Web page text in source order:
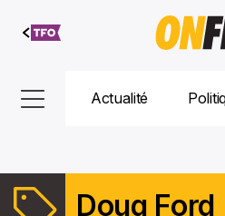
Aller au
contenu
Actualité
Doug Ford